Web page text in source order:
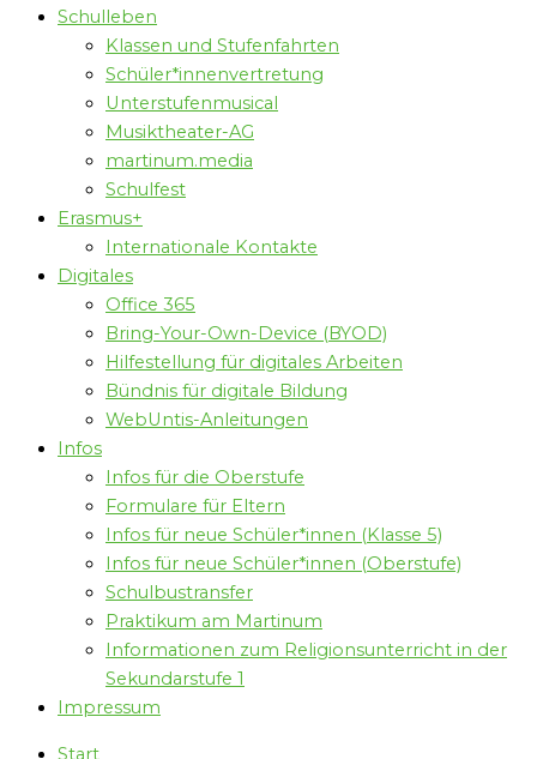
Schulleben
Klassen und Stufenfahrten
Schüler*innenvertretung
Unterstufenmusical
Musiktheater-AG
martinum.media
Schulfest
Erasmus+
Internationale Kontakte
Digitales
Office 365
Bring-Your-Own-Device (BYOD)
Hilfestellung für digitales Arbeiten
Bündnis für digitale Bildung
WebUntis-Anleitungen
Infos
Infos für die Oberstufe
Formulare für Eltern
Infos für neue Schüler*innen (Klasse 5)
Infos für neue Schüler*innen (Oberstufe)
Schulbustransfer
Praktikum am Martinum
Informationen zum Religionsunterricht in der
Sekundarstufe 1
Impressum
Start